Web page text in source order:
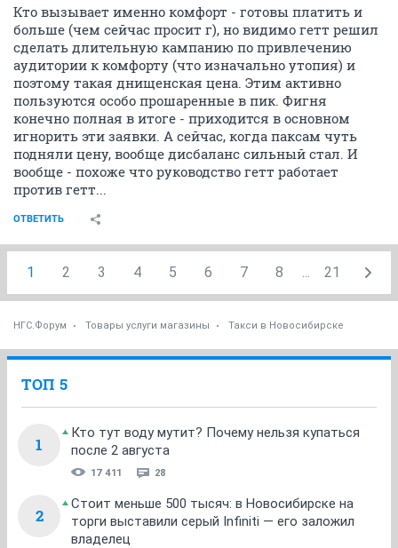
Кто вызывает именно комфорт - готовы платить и
больше (чем сейчас просит г), но видимо гетт решил
сделать длительную кампанию по привлечению
аудитории к комфорту (что изначально утопия) и
поэтому такая днищенская цена. Этим активно
пользуются особо прошаренные в пик. Фигня
конечно полная в итоге - приходится в основном
игнорить эти заявки. А сейчас, когда паксам чуть
подняли цену, вообще дисбаланс сильный стал. И
вообще - похоже что руководство гетт работает
против гетт...
ОТВЕТИТЬ
1 2 3 4 5 6 7 8 21
НГС.Форум Товары услуги магазины Такси в Новосибирске
ТОП 5
1
Кто тут воду мутит? Почему нельзя купаться
после 2 августа
17 411 28
2
Стоит меньше 500 тысяч: в Новосибирске на
торги выставили серый Infiniti — его заложил
владелец